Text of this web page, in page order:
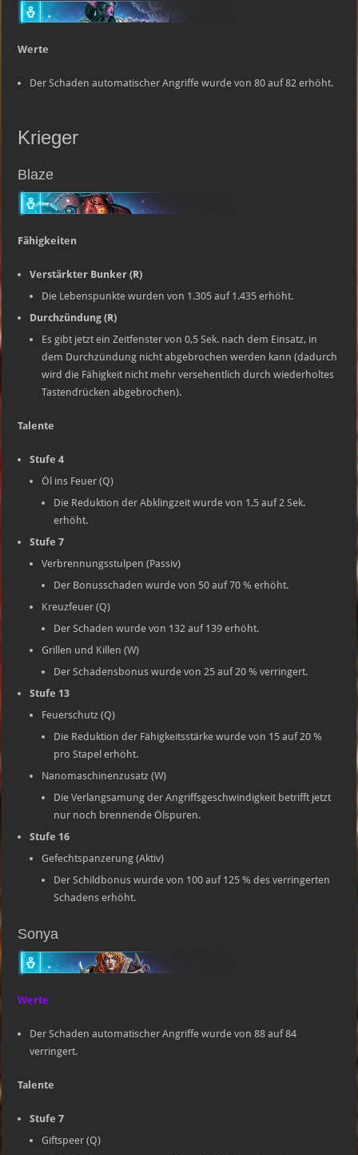
Werte
Der Schaden automatischer Angriffe wurde von 80 auf 82 erhöht.
Krieger
Blaze
Fähigkeiten
Verstärkter Bunker (R)
Die Lebenspunkte wurden von 1.305 auf 1.435 erhöht.
Durchzündung (R)
Es gibt jetzt ein Zeitfenster von 0,5 Sek. nach dem Einsatz, in
dem Durchzündung nicht abgebrochen werden kann (dadurch
wird die Fähigkeit nicht mehr versehentlich durch wiederholtes
Tastendrücken abgebrochen).
Talente
Stufe 4
Öl ins Feuer (Q)
Die Reduktion der Abklingzeit wurde von 1,5 auf 2 Sek.
erhöht.
Stufe 7
Verbrennungsstulpen (Passiv)
Der Bonusschaden wurde von 50 auf 70 % erhöht.
Kreuzfeuer (Q)
Der Schaden wurde von 132 auf 139 erhöht.
Grillen und Killen (W)
Der Schadensbonus wurde von 25 auf 20 % verringert.
Stufe 13
Feuerschutz (Q)
Die Reduktion der Fähigkeitsstärke wurde von 15 auf 20 %
pro Stapel erhöht.
Nanomaschinenzusatz (W)
Die Verlangsamung der Angriffsgeschwindigkeit betrifft jetzt
nur noch brennende Ölspuren.
Stufe 16
Gefechtspanzerung (Aktiv)
Der Schildbonus wurde von 100 auf 125 % des verringerten
Schadens erhöht.
Sonya
Werte
Der Schaden automatischer Angriffe wurde von 88 auf 84
verringert.
Talente
Stufe 7
Giftspeer (Q)